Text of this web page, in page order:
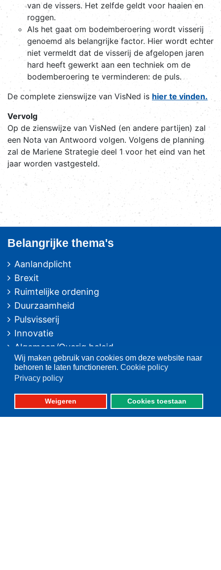
Wij maken gebruik van cookies om deze website naar
behoren te laten functioneren. Cookie policy
Privacy policy
Weigeren Cookies toestaan
van de vissers. Het zelfde geldt voor haaien en
roggen.
Als het gaat om bodemberoering wordt visserij
genoemd als belangrijke factor. Hier wordt echter
niet vermeldt dat de visserij de afgelopen jaren
hard heeft gewerkt aan een techniek om de
bodemberoering te verminderen: de puls.
De complete zienswijze van VisNed is hier te vinden.
Vervolg
Op de zienswijze van VisNed (en andere partijen) zal
een Nota van Antwoord volgen. Volgens de planning
zal de Mariene Strategie deel 1 voor het eind van het
jaar worden vastgesteld.
Belangrijke thema's
Aanlandplicht
Brexit
Ruimtelijke ordening
Duurzaamheid
Pulsvisserij
Innovatie
Algemeen/Overig beleid
Vissers voor schone zee
Op deze website
Over VisNed
PO's